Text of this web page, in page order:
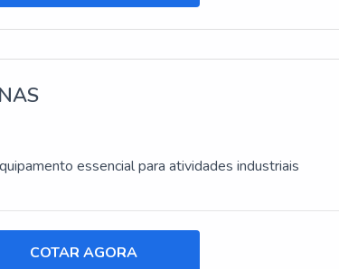
essencial para atividades industriais
COTAR AGORA